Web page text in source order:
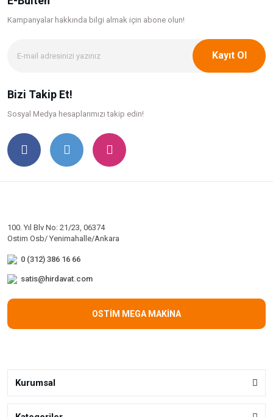
Kampanyalar hakkında bilgi almak için abone olun!
Kayıt Ol
Bizi Takip Et!
Sosyal Medya hesaplarımızı takip edin!
100. Yıl Blv No: 21/23, 06374
Ostim Osb/ Yenimahalle/Ankara
0 (312) 386 16 66
satis@hirdavat.com
OSTİM MEGA MAKİNA
Kurumsal